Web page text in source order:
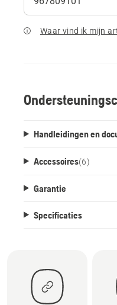
Waar vind ik mijn
Handleidingen en
Accessoires(6)
Garantie
Specificaties